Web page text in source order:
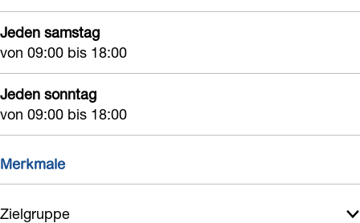
Jeden samstag
von 09:00 bis 18:00
Jeden sonntag
von 09:00 bis 18:00
Merkmale
Zielgruppe